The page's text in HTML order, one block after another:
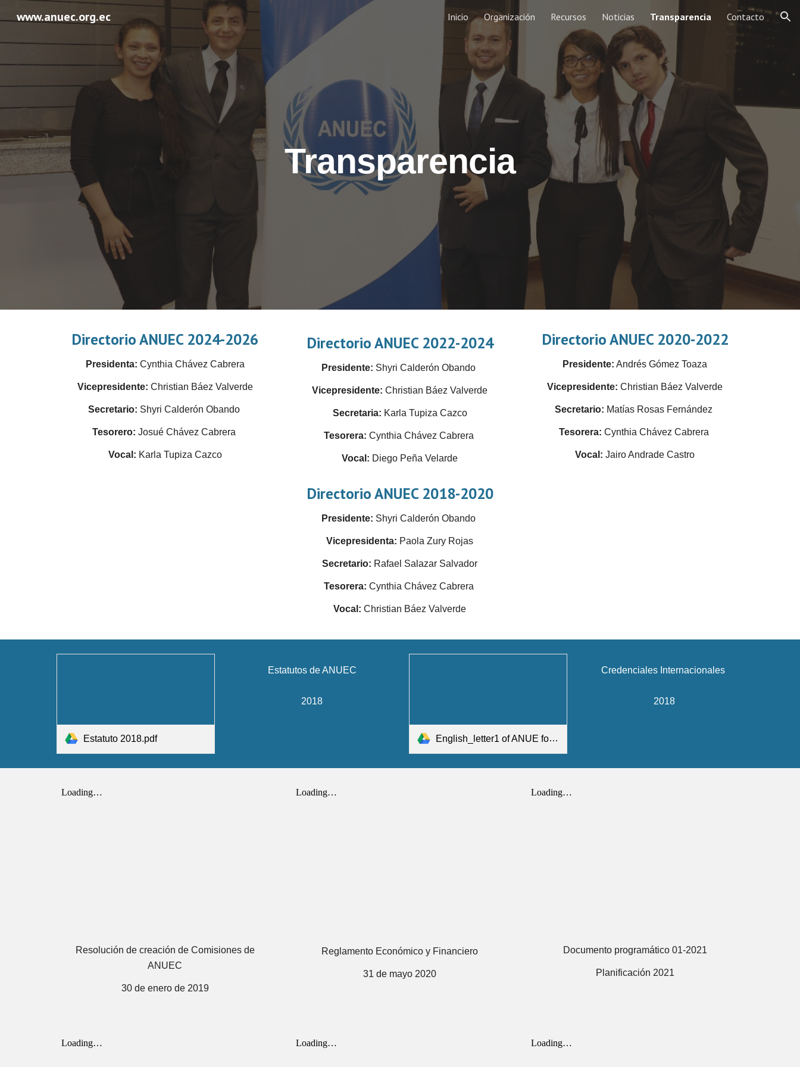
Skip to main content Skip to navigation
www.anuec.org.ec Inicio Organización Recursos Noticias Transparencia Contacto
Transparencia
Directorio ANUEC 2024-2026
Presidenta: Cynthia Chávez Cabrera
Vicepresidente: Christian Báez Valverde
Secretario: Shyri Calderón Obando
Tesorero: JosuéChávez Cabrera
Vocal: Karla Tupiza Cazco
Directorio ANUEC 2022-2024
Presidente: Shyri Calderón Obando
Vicepresidente: Christian Báez Valverde
Secretaria: Karla Tupiza Cazco
Tesorera: Cynthia Chávez Cabrera
Vocal: Diego Peña Velarde
Directorio ANUEC 2018-2020
Presidente: Shyri Calderón Obando
Vicepresidenta: Paola Zury Rojas
Secretario: Rafael Salazar Salvador
Tesorera: Cynthia Chávez Cabrera
Vocal: Christian Báez Valverde
Directorio ANUEC 2020-2022
Presidente: Andrés Gómez Toaza
Vicepresidente: Christian Báez Valverde
Secretario: Matías Rosas Fernández
Tesorera: Cynthia Chávez Cabrera
Vocal: Jairo Andrade Castro
Estatuto 2018.pdf
Estatutos de ANUEC
2018
English_letter1 of ANUE for ANUEC.pdf
Credenciales Internacionales
2018
Resolución de creación de Comisiones de
ANUEC
30 de enero de 2019
Reglamento Económico y Financiero
31 de mayo 2020
Documento programático 01-2021
Planificación 2021